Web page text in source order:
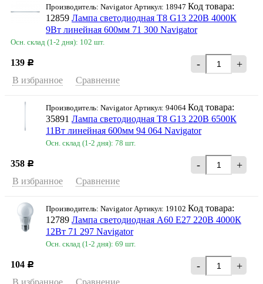
Производитель: Navigator Артикул: 18947 Код товара:
12859 Лампа светодиодная T8 G13 220В 4000К
9Вт линейная 600мм 71 300 Navigator
Осн. склад (1-2 дня): 102 шт.
139 Р - +
В избранное Сравнение
Производитель: Navigator Артикул: 94064 Код товара:
35891 Лампа светодиодная T8 G13 220В 6500К
11Вт линейная 600мм 94 064 Navigator
Осн. склад (1-2 дня): 78 шт.
358 Р - +
В избранное Сравнение
Производитель: Navigator Артикул: 19102 Код товара:
12789 Лампа светодиодная A60 Е27 220В 4000К
12Вт 71 297 Navigator
Осн. склад (1-2 дня): 69 шт.
104 Р - +
В избранное Сравнение